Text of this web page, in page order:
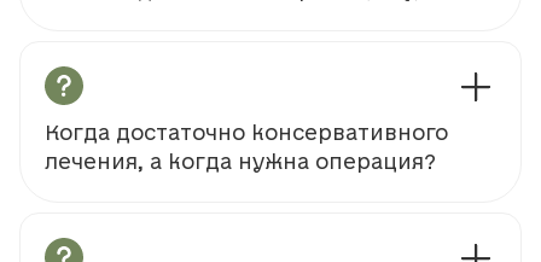
Когда достаточно консервативного
лечения, а когда нужна операция?